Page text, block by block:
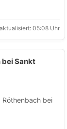
aktualisiert: 05:08 Uhr
Sankt
bei